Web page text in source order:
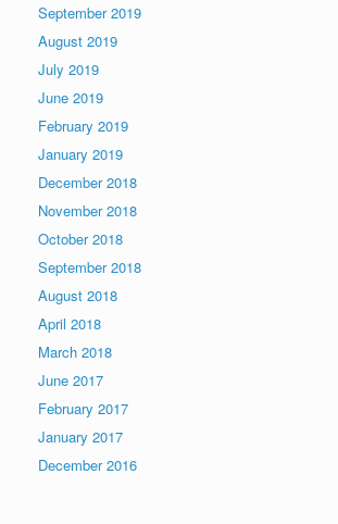
September 2019
August 2019
July 2019
June 2019
February 2019
January 2019
December 2018
November 2018
October 2018
September 2018
August 2018
April 2018
March 2018
June 2017
February 2017
January 2017
December 2016